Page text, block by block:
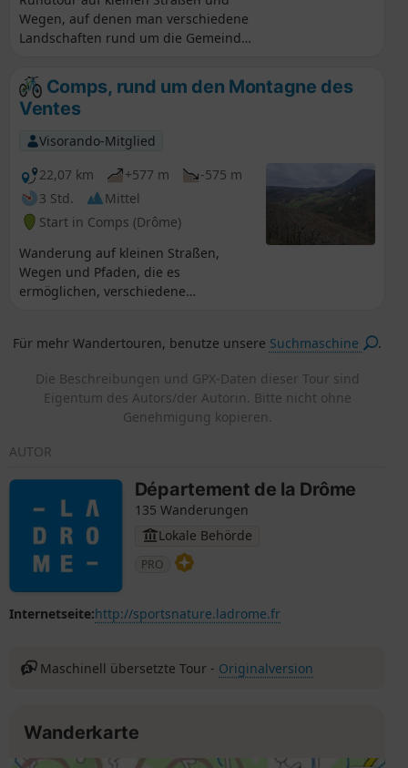
Wegen, auf denen man verschiedene
Landschaften rund um die Gemeinde
Tals entdecken kann, vom Col de
Ventebrun zur Kirche von Comps über
den Col de Boutière und den Col de
Vesc.
Comps, rund um den Montagne des
Ventes
Visorando-Mitglied
22,07 km
+577 m
-575 m
3 Std.
Mittel
Start in Comps (Drôme)
Wanderung auf kleinen Straßen,
Wegen und Pfaden, die es
ermöglichen, verschiedene
entdecken, vorbei an der Kirche und
Für mehr Wandertouren, benutze unsere Suchmaschine .
Die Beschreibungen und GPX-Daten dieser Tour sind
Eigentum des Autors/der Autorin. Bitte nicht ohne
Genehmigung kopieren.
AUTOR
Département de la Drôme
135 Wanderungen
Lokale Behörde
PRO
Internetseite:http://sportsnature.ladrome.fr
Maschinell übersetzte Tour - Originalversion
Wanderkarte